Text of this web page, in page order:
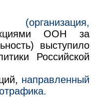
ООН за
выступило
Российской
направленный